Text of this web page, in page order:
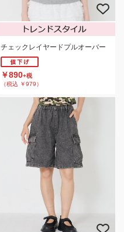
チェックレイヤードプルオーバー
￥890+税
（税込 ￥979）